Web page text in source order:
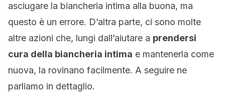
asciugare la biancheria intima alla buona, ma
questo è un errore. D’altra parte, ci sono molte
altre azioni che, lungi dall’aiutare a prendersi
cura della biancheria intima e mantenerla come
nuova, la rovinano facilmente. A seguire ne
parliamo in dettaglio.